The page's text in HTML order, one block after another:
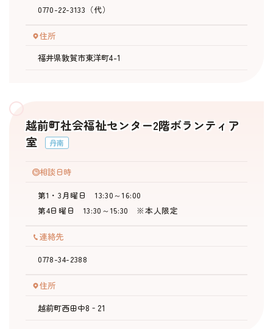
0770-22-3133（代）
住所
福井県敦賀市東洋町4-1
越前町社会福祉センター2階ボランティア
室
丹南
相談日時
第1・3月曜日 13:30～16:00
第4日曜日 13:30～15:30 ※本人限定
連絡先
0778-34-2388
住所
越前町西田中8‐21